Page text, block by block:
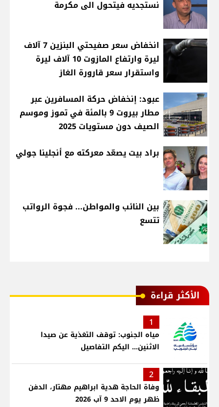
نستجديه فيتحول الى مكرمة
انخفاض سعر صفيحتي البنزين 7 آلاف
ليرة وارتفاع المازوت 10 آلاف ليرة
واستقرار سعر قارورة الغاز
عبود: إنخفاض حركة المسافرين عبر
مطار بيروت 9 بالمئة في تموز وموسم
الصيف دون مستويات 2025
براد بيت يصعّد معركته مع أنجلينا جولي
بين النائب والمواطن... فجوة الرواتب
تتسع
الأكثر قراءة
1
مياه الجنوب: توقف التغذية عن صيدا
الاثنين... اليكم التفاصيل
2
وفاة الحاجة هدية ابراهيم مهتار، الدفن
ظهر يوم الاحد 9 آب 2026